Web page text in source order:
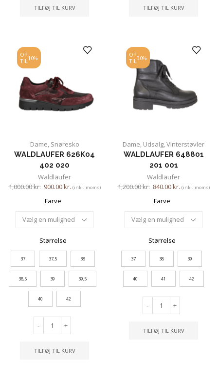
TILFØJ TIL KURV TILFØJ TIL KURV
OP
TIL10%
Dame, Snøresko
WALDLAUFER 626K04
402 020
Waldläufer
1,000.00kr. 900.00kr. (inkl. moms)
Farve
Størrelse
37 37,5 38
38,5 39 39,5
40 42
- +
TILFØJ TIL KURV
OP
TIL30%
Dame, Udsalg,Vinterstøvler
WALDLAUFER 648801
201 001
Waldläufer
1,200.00kr. 840.00kr. (inkl. moms)
Farve
Størrelse
37 38 39
40 41 42
- +
TILFØJ TIL KURV